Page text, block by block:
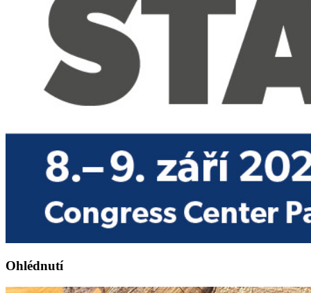
Ohlédnutí